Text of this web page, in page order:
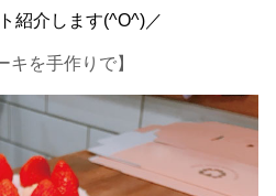
紹介します(^O^)／
キを手作りで】